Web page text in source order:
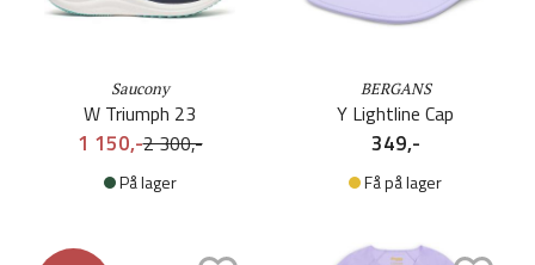
Saucony
W Triumph 23
2 300,-
1 150,-
På lager
BERGANS
Y Lightline Cap
349,-
Få på lager